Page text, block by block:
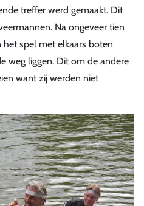
treffer werd gemaakt. Dit
Na ongeveer tien
spel met elkaars boten
weg liggen. Dit om de andere
want zij werden niet